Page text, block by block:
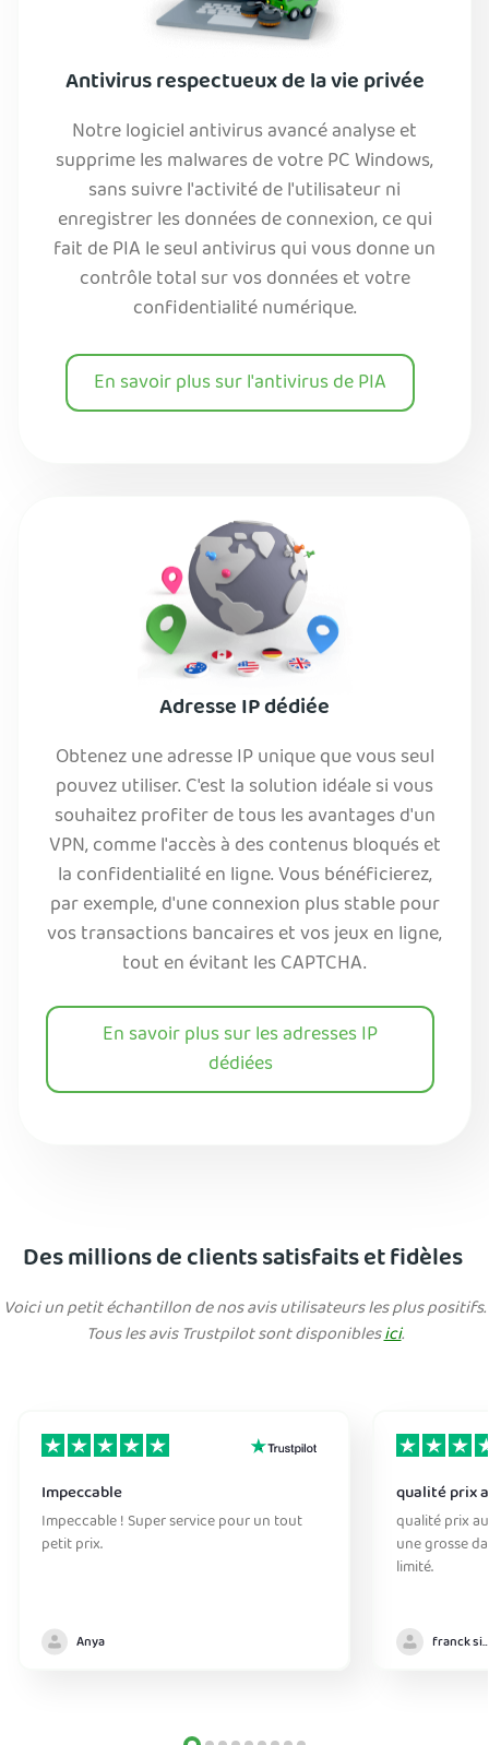
Antivirus respectueux de la vie privée
Notre logiciel antivirus avancé analyse et
supprime les malwares de votre PC Windows,
sans suivre l'activité de l'utilisateur ni
enregistrer les données de connexion, ce qui
fait de PIA le seul antivirus qui vous donne un
contrôle total sur vos données et votre
confidentialité numérique.
En savoir plus sur l'antivirus de PIA
Adresse IP dédiée
Obtenez une adresse IP unique que vous seul
pouvez utiliser. C'est la solution idéale si vous
souhaitez profiter de tous les avantages d'un
VPN, comme l'accès à des contenus bloqués et
la confidentialité en ligne. Vous bénéficierez,
par exemple, d'une connexion plus stable pour
vos transactions bancaires et vos jeux en ligne,
tout en évitant les CAPTCHA.
En savoir plus sur les adresses IP
dédiées
Des millions de clients satisfaits et fidèles
Voici un petit échantillon de nos avis utilisateurs les plus positifs.
Tous les avis Trustpilot sont disponiblesici.
Impeccable
Impeccable ! Super service pour un tout
petit prix.
Anya
qualité prix
qualité prix
une grosse
limité.
franck simon